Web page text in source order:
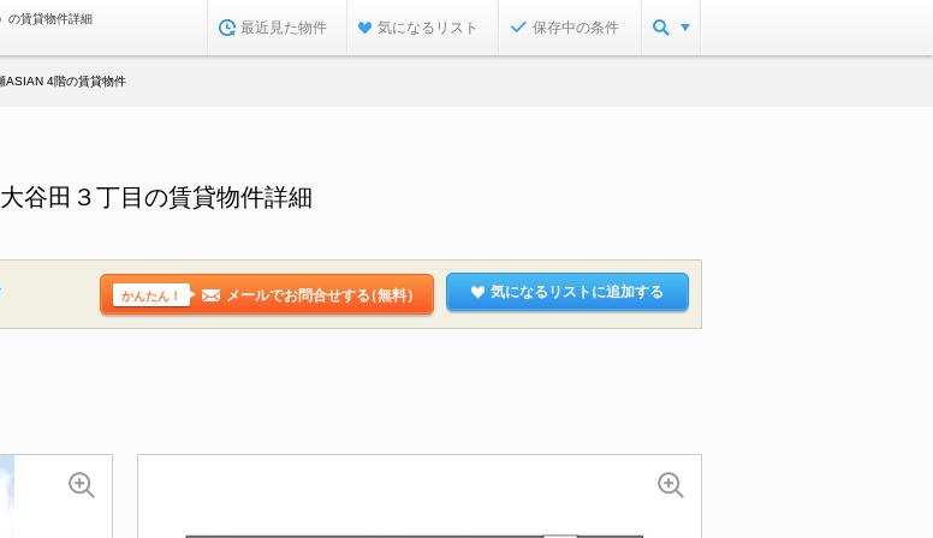
の賃貸物件詳細
最近見た物件 気になるリスト 保存中の条件
ASIAN 4階の賃貸物件
谷田３丁目の賃貸物件詳細
かんたん！ メールでお問合せする（無料） 気になるリストに追加する